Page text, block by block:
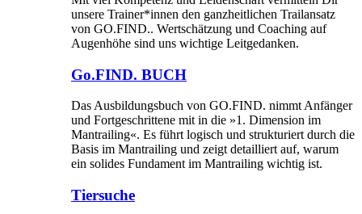
unsere Trainer*innen den ganzheitlichen Trailansatz
von GO.FIND.. Wertschätzung und Coaching auf
Augenhöhe sind uns wichtige Leitgedanken.
Go.FIND. BUCH
Das Ausbildungsbuch von GO.FIND. nimmt Anfänger
und Fortgeschrittene mit in die »1. Dimension im
Mantrailing«. Es führt logisch und strukturiert durch die
Basis im Mantrailing und zeigt detailliert auf, warum
ein solides Fundament im Mantrailing wichtig ist.
Tiersuche